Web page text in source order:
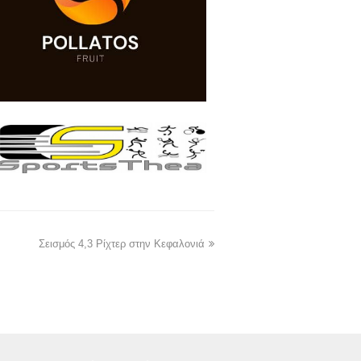
Σεισμός 4,3 Ρίχτερ στην Κεφαλονιά